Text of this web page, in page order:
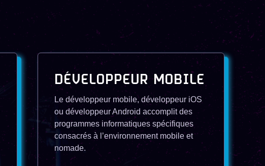
DÉVELOPPEUR MOBILE
Le développeur mobile, développeur iOS
ou développeur Android accomplit des
programmes informatiques spécifiques
consacrés à l’environnement mobile et
nomade.